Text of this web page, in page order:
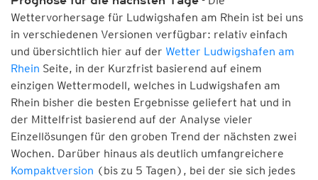
Wettervorhersage für Ludwigshafen am Rhein ist bei uns
in verschiedenen Versionen verfügbar: relativ einfach
und übersichtlich hier auf der Wetter Ludwigshafen am
Rhein Seite, in der Kurzfrist basierend auf einem
einzigen Wettermodell, welches in Ludwigshafen am
Rhein bisher die besten Ergebnisse geliefert hat und in
der Mittelfrist basierend auf der Analyse vieler
Einzellösungen für den groben Trend der nächsten zwei
Wochen. Darüber hinaus als deutlich umfangreichere
Kompaktversion (bis zu 5 Tagen), bei der sie sich jedes